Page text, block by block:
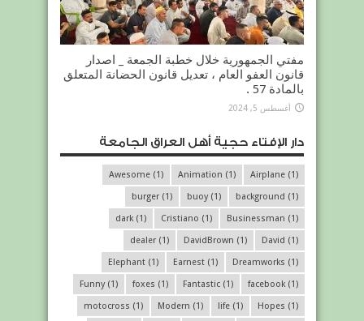
مفتي الجمهورية خلال خطبة الجمعة _ اصدار
قانون العفو العام ، تعديل قانون الحضانة المتعلق
بالمادة 57 .
أغسطس 5, 2024
دار الإفتاء حجية أهل العراق الجامعة
Airplane (1)
Animation (1)
Awesome (1)
background (1)
buoy(1)
burger (1)
Businessman (1)
Cristiano (1)
dark (1)
David (1)
DavidBrown (1)
dealer (1)
Dreamworks (1)
Earnest (1)
Elephant (1)
facebook (1)
Fantastic (1)
foxes (1)
Funny(1)
Hopes (1)
life (1)
Modern (1)
motocross (1)